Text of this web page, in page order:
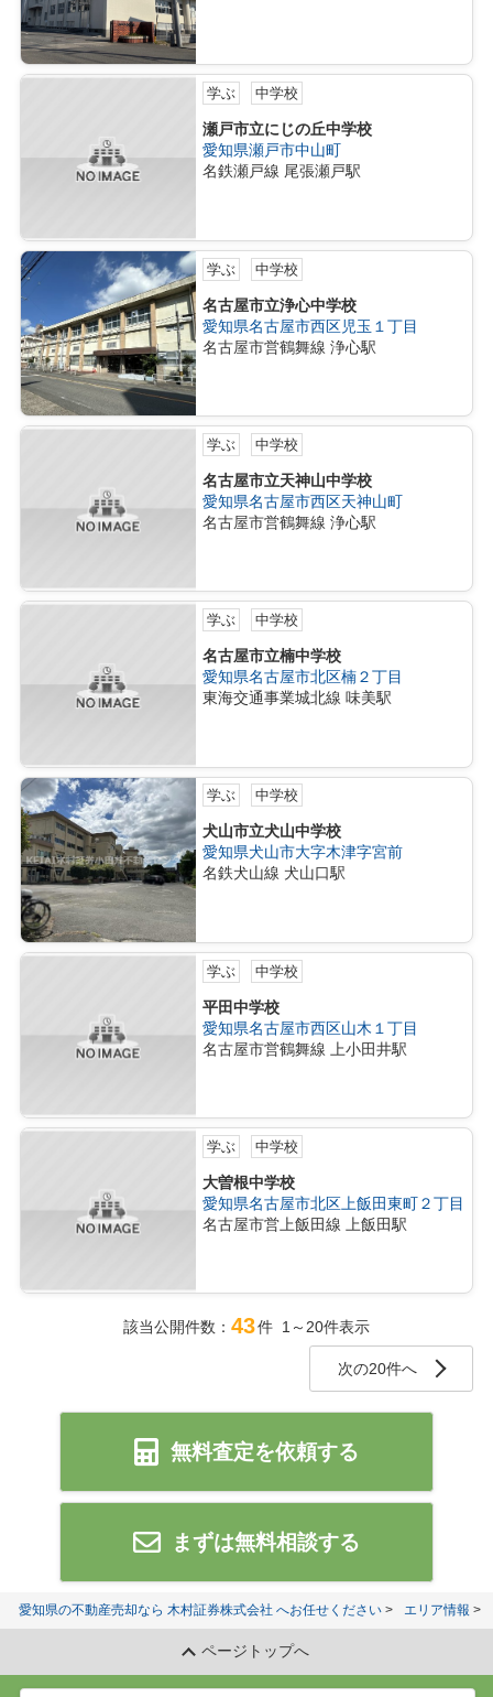
学ぶ 中学校
瀬戸市立にじの丘中学校
愛知県瀬戸市中山町
名鉄瀬戸線 尾張瀬戸駅
学ぶ 中学校
名古屋市立浄心中学校
愛知県名古屋市西区児玉１丁目
名古屋市営鶴舞線 浄心駅
学ぶ 中学校
名古屋市立天神山中学校
愛知県名古屋市西区天神山町
名古屋市営鶴舞線 浄心駅
学ぶ 中学校
名古屋市立楠中学校
愛知県名古屋市北区楠２丁目
東海交通事業城北線 味美駅
学ぶ 中学校
犬山市立犬山中学校
愛知県犬山市大字木津字宮前
名鉄犬山線 犬山口駅
学ぶ 中学校
平田中学校
愛知県名古屋市西区山木１丁目
名古屋市営鶴舞線 上小田井駅
学ぶ 中学校
大曽根中学校
愛知県名古屋市北区上飯田東町２丁目
名古屋市営上飯田線 上飯田駅
該当公開件数： 43件 1～20件表示
次の20件へ
無料査定を依頼する
まずは無料相談する
愛知県の不動産売却なら 木村証券株式会社 へお任せください エリア情報
ページトップへ